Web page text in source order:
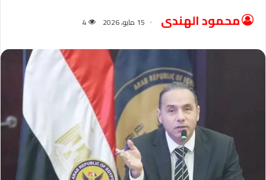
محمود الهندى 15 مايو، 2026 4